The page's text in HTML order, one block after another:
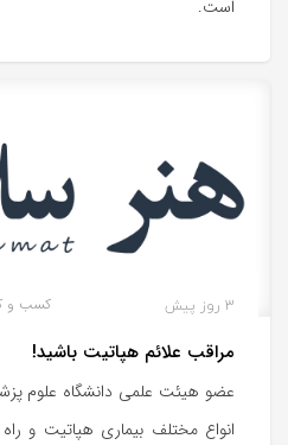
است.
کسب و 3 روز پیش
مراقب علائم هپاتیت باشید!
عضو هیئت علمی دانشگاه علوم
انواع مختلف بیماری هپاتیت و